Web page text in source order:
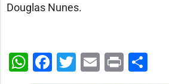
Douglas Nunes.
WhatsApp
Facebook
Twitter
Email
Print